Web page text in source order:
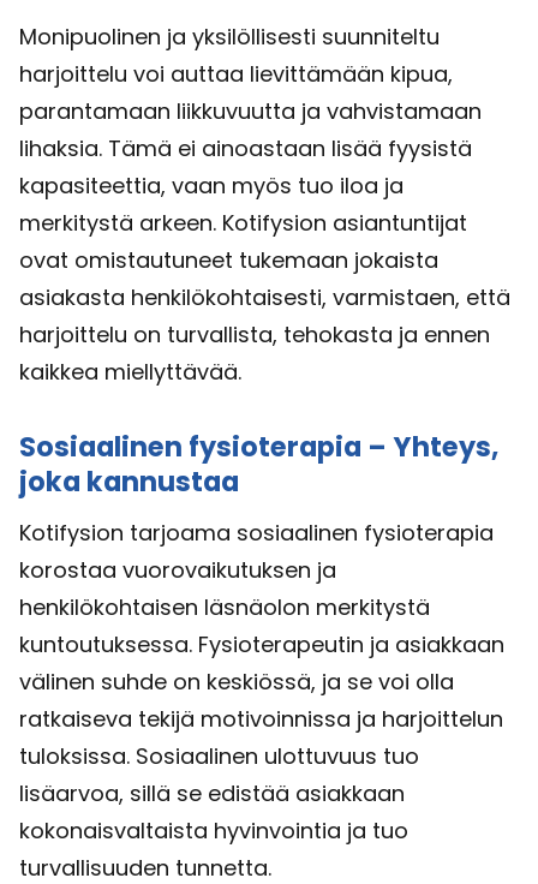
Monipuolinen ja yksilöllisesti suunniteltu
harjoittelu voi auttaa lievittämään kipua,
parantamaan liikkuvuutta ja vahvistamaan
lihaksia. Tämä ei ainoastaan lisää fyysistä
kapasiteettia, vaan myös tuo iloa ja
merkitystä arkeen. Kotifysion asiantuntijat
ovat omistautuneet tukemaan jokaista
asiakasta henkilökohtaisesti, varmistaen, että
harjoittelu on turvallista, tehokasta ja ennen
kaikkea miellyttävää.
Sosiaalinen fysioterapia – Yhteys,
joka kannustaa
Kotifysion tarjoama sosiaalinen fysioterapia
korostaa vuorovaikutuksen ja
henkilökohtaisen läsnäolon merkitystä
kuntoutuksessa. Fysioterapeutin ja asiakkaan
välinen suhde on keskiössä, ja se voi olla
ratkaiseva tekijä motivoinnissa ja harjoittelun
tuloksissa. Sosiaalinen ulottuvuus tuo
lisäarvoa, sillä se edistää asiakkaan
kokonaisvaltaista hyvinvointia ja tuo
turvallisuuden tunnetta.